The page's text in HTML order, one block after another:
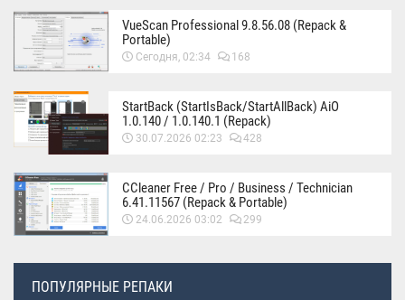
VueScan Professional 9.8.56.08 (Repack &
Portable)
Сегодня, 02:34 168
StartBack (StartIsBack/StartAllBack) AiO
1.0.140 / 1.0.140.1 (Repack)
30.07.2026 02:23 428
CCleaner Free / Pro / Business / Technician
6.41.11567 (Repack & Portable)
24.06.2026 03:02 299
ПОПУЛЯРНЫЕ РЕПАКИ